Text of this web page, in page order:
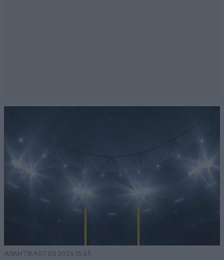
ΑΘΛΗΤΙΚΑ07·08·2026 15:45